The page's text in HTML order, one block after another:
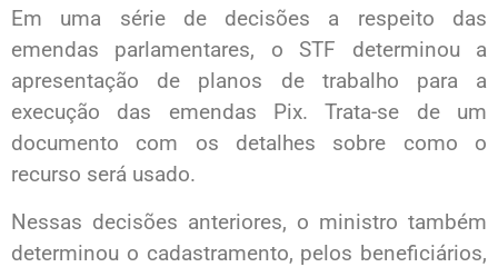
Em uma série de decisões a respeito das
emendas parlamentares, o STF determinou a
apresentação de planos de trabalho para a
execução das emendas Pix. Trata-se de um
documento com os detalhes sobre como o
recurso será usado.
Nessas decisões anteriores, o ministro também
determinou o cadastramento, pelos beneficiários,